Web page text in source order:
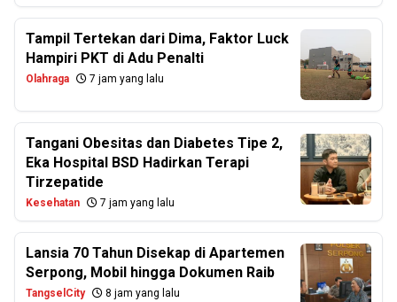
Tampil Tertekan dari Dima, Faktor Luck
Hampiri PKT di Adu Penalti
Olahraga 7 jam yang lalu
Tangani Obesitas dan Diabetes Tipe 2,
Eka Hospital BSD Hadirkan Terapi
Tirzepatide
Kesehatan 7 jam yang lalu
Lansia 70 Tahun Disekap di Apartemen
Serpong, Mobil hingga Dokumen Raib
TangselCity 8 jam yang lalu